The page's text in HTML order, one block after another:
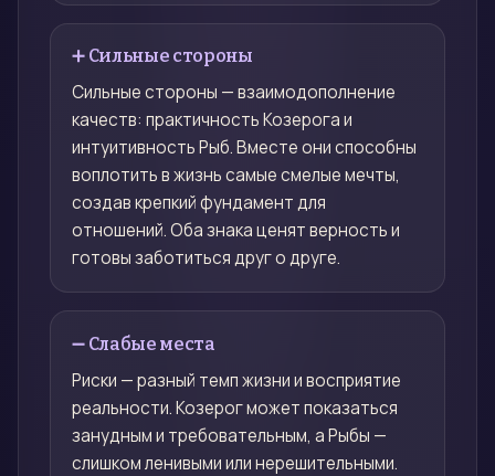
➕ Сильные стороны
Сильные стороны — взаимодополнение
качеств: практичность Козерога и
интуитивность Рыб. Вместе они способны
воплотить в жизнь самые смелые мечты,
создав крепкий фундамент для
отношений. Оба знака ценят верность и
готовы заботиться друг о друге.
➖ Слабые места
Риски — разный темп жизни и восприятие
реальности. Козерог может показаться
занудным и требовательным, а Рыбы —
слишком ленивыми или нерешительными.